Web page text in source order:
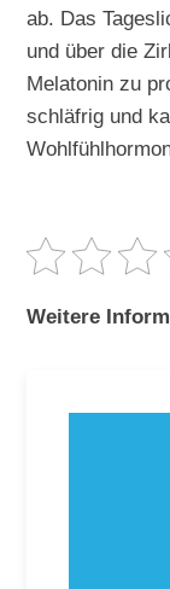
ab. Das
und über die
Melatonin zu
schläfrig und
Weitere